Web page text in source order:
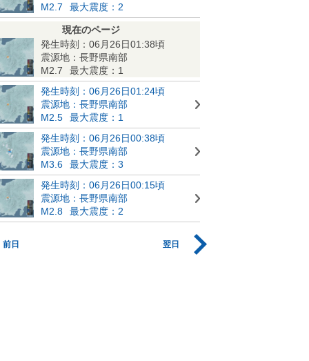
M2.7
最大震度：2
現在のページ
発生時刻：06月26日01:38頃
震源地：長野県南部
M2.7
最大震度：1
発生時刻：06月26日01:24頃
震源地：長野県南部
M2.5
最大震度：1
発生時刻：06月26日00:38頃
震源地：長野県南部
M3.6
最大震度：3
発生時刻：06月26日00:15頃
震源地：長野県南部
M2.8
最大震度：2
前日 翌日